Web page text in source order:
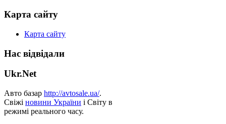
Карта сайту
Карта сайту
Нас відвідали
Ukr.Net
Авто базар http://avtosale.ua/.
Свіжі новини України і Світу в
режимі реального часу.